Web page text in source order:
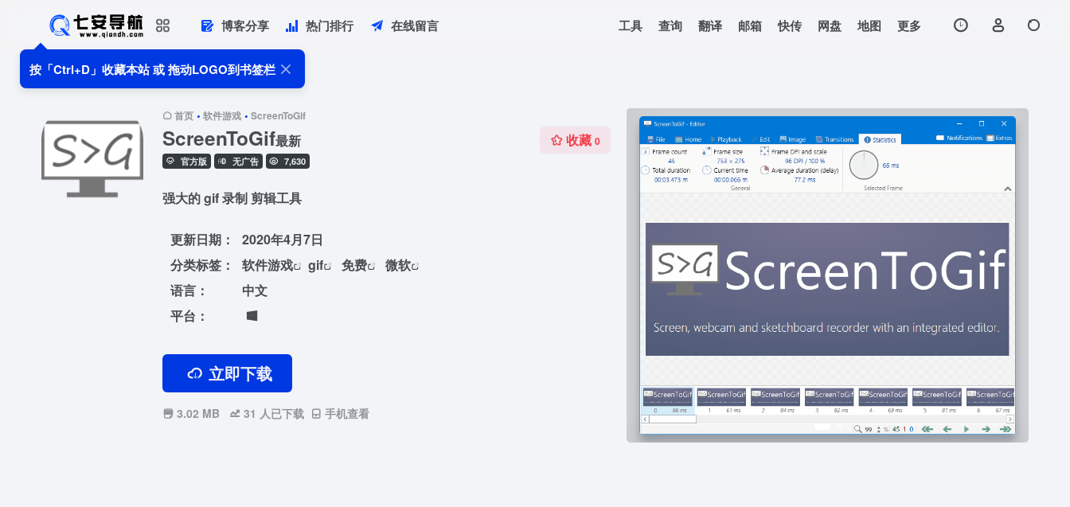
按「Ctrl+D」收藏本站 或 拖动LOGO到书签栏
博客分享 热门排行 在线留言 工具 查询 翻译 邮箱 快传 网盘 地图 更多
首页 • 软件游戏 • ScreenToGif
ScreenToGif最新
官方版 无广告 7,630
收藏 0
强大的 gif 录制 剪辑工具
更新日期：
2020年4月7日
分类标签：
软件游戏 gif 免费
微软
语言：
中文
平台：
立即下载
3.02 MB 31 人已下载 手机查看